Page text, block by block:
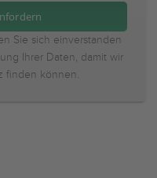
Sie sich einverstanden
Ihrer Daten, damit wir
finden können.